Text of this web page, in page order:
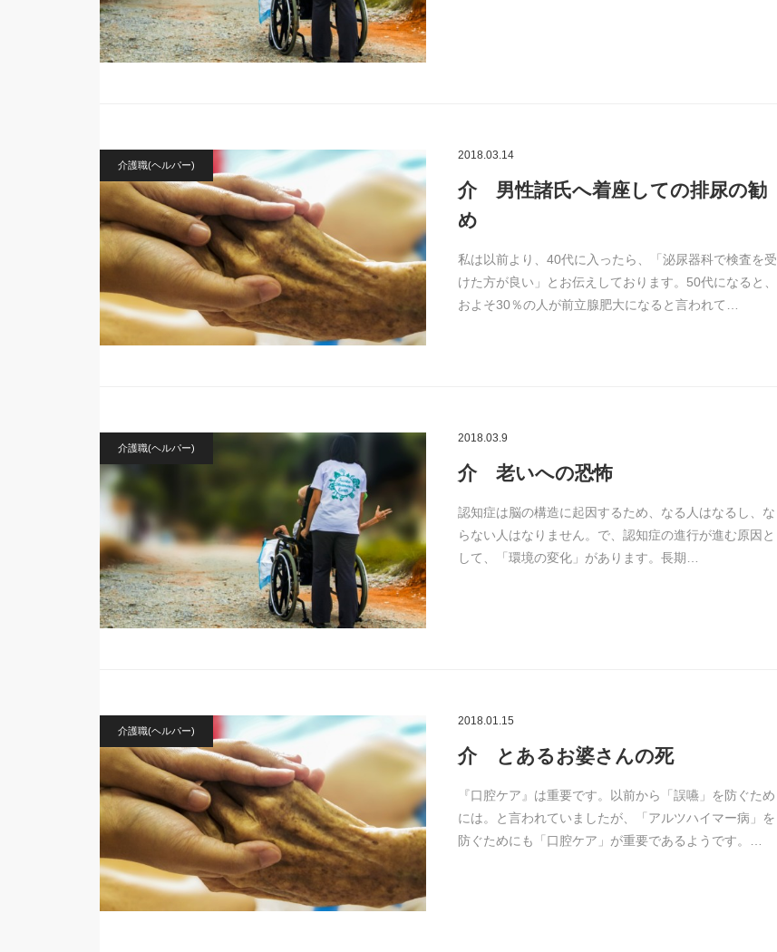
介護職(ヘルパー)
2018.03.14
介 男性諸氏へ着座しての排尿の勧
め
私は以前より、40代に入ったら、「泌尿器科で検査を受
けた方が良い」とお伝えしております。50代になると、
およそ30％の人が前立腺肥大になると言われて…
介護職(ヘルパー)
2018.03.9
介 老いへの恐怖
認知症は脳の構造に起因するため、なる人はなるし、な
らない人はなりません。で、認知症の進行が進む原因と
して、「環境の変化」があります。長期…
介護職(ヘルパー)
2018.01.15
介 とあるお婆さんの死
『口腔ケア』は重要です。以前から「誤嚥」を防ぐため
には。と言われていましたが、「アルツハイマー病」を
防ぐためにも「口腔ケア」が重要であるようです。…